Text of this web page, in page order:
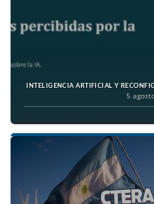
INTELIGENCIA ARTIFICIAL Y
5